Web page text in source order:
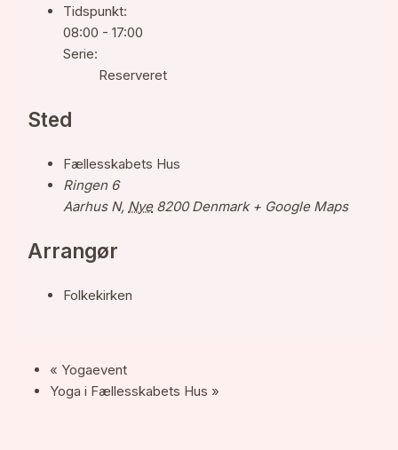
Tidspunkt:
08:00 - 17:00
Serie:
Reserveret
Sted
Fællesskabets Hus
Ringen 6
Aarhus N, Nye 8200 Denmark + Google Maps
Arrangør
Folkekirken
« Yogaevent
Yoga i Fællesskabets Hus »